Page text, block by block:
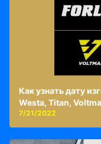
Как узнать дату
Westa, Titan,
7/21/2022